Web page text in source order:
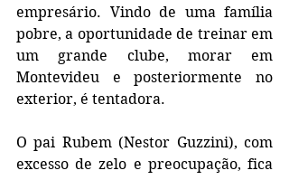
empresário. Vindo de uma família
pobre, a oportunidade de treinar em
um grande clube, morar em
Montevideu e posteriormente no
exterior, é tentadora.
O pai Rubem (Nestor Guzzini), com
excesso de zelo e preocupação, fica